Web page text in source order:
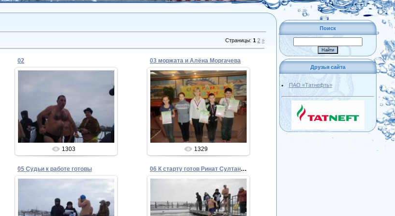
Страницы: 1 2 »
02
04.12.2013
Admin
1303
03 моржата и Алёна Моргачева
04.12.2013
Admin
1329
05 Судьи к работе готовы
04.12.2013
06 К старту готов Ринат Султанов
04.12.2013
Поиск
Друзья сайта
ПАО «Татнефть»